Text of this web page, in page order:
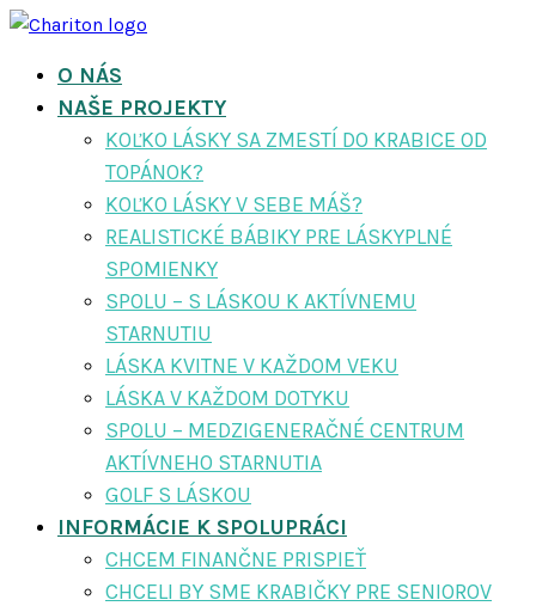
O NÁS
NAŠE PROJEKTY
KOĽKO LÁSKY SA ZMESTÍ DO KRABICE OD
TOPÁNOK?
KOĽKO LÁSKY V SEBE MÁŠ?
REALISTICKÉ BÁBIKY PRE LÁSKYPLNÉ
SPOMIENKY
SPOLU – S LÁSKOU K AKTÍVNEMU
STARNUTIU
LÁSKA KVITNE V KAŽDOM VEKU
LÁSKA V KAŽDOM DOTYKU
SPOLU – MEDZIGENERAČNÉ CENTRUM
AKTÍVNEHO STARNUTIA
GOLF S LÁSKOU
INFORMÁCIE K SPOLUPRÁCI
CHCEM FINANČNE PRISPIEŤ
CHCELI BY SME KRABIČKY PRE SENIOROV